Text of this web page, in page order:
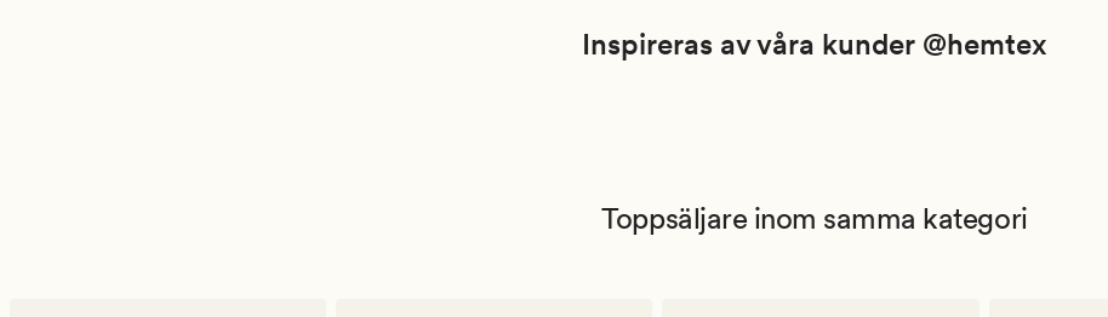
Inspireras av våra kunder @hemtex
Toppsäljare inom samma kategori